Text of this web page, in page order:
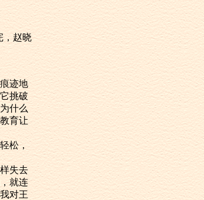
，赵晓
迹地
挑破
什么
育让
松，
失去
就连
对王